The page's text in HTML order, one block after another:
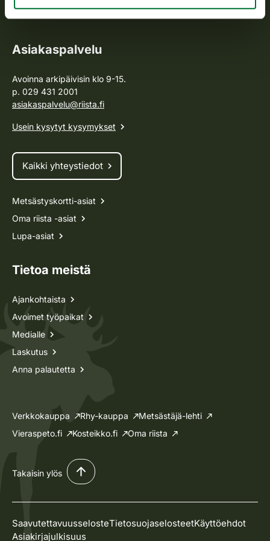
Tietoa meistä
Asiakaspalvelu
Avoinna arkipäivisin klo 9-15.
p. 029 431 2001
asiakaspalvelu@riista.fi
Usein kysytyt kysymykset
Kaikki yhteystiedot
Metsästyskortti-asiat
Oma riista -asiat
Lupa-asiat
Tietoa meistä
Ajankohtaista
Avoimet työpaikat
Medialle
Laskutus
Anna palautetta
Verkkokauppa Rhy-kauppa
Metsästäjä-lehti
Vieraspeto.fi
Kosteikko.fi Oma riista
Takaisin ylös
SaavutettavuusselosteTietosuojaselosteetKäyttöehdot
Asiakirjajulkisuus